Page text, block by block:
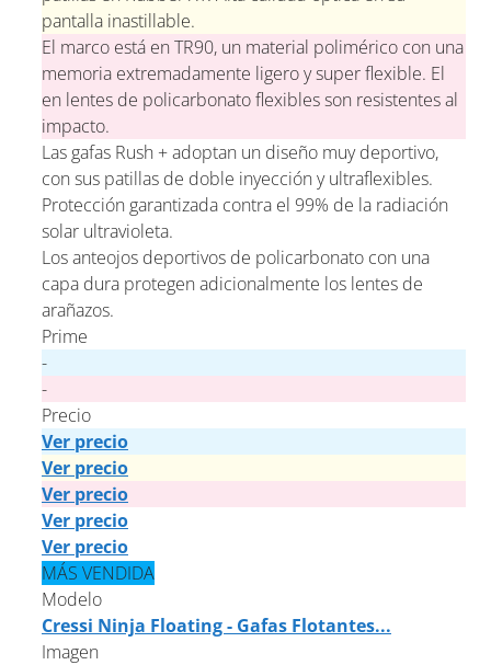
pantalla inastillable.
El marco está en TR90, un material polimérico con una
memoria extremadamente ligero y super flexible. El
en lentes de policarbonato flexibles son resistentes al
impacto.
Las gafas Rush + adoptan un diseño muy deportivo,
con sus patillas de doble inyección y ultraflexibles.
Protección garantizada contra el 99% de la radiación
solar ultravioleta.
Los anteojos deportivos de policarbonato con una
capa dura protegen adicionalmente los lentes de
arañazos.
Prime
-
-
Precio
Ver precio
Ver precio
Ver precio
Ver precio
Ver precio
MÁS VENDIDA
Modelo
Cressi Ninja Floating - Gafas Flotantes...
Imagen